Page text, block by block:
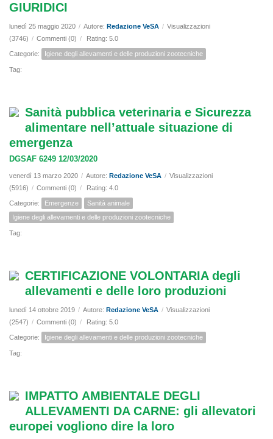
GIURIDICI
lunedì 25 maggio 2020 / Autore: Redazione VeSA / Visualizzazioni
(3746) / Commenti (0) / Rating: 5.0
Categorie: Igiene degli allevamenti e delle produzioni zootecniche
Tag:
Sanità pubblica veterinaria e Sicurezza
alimentare nell’attuale situazione di
emergenza
DGSAF 6249 12/03/2020
venerdì 13 marzo 2020 / Autore: Redazione VeSA / Visualizzazioni
(5916) / Commenti (0) / Rating: 4.0
Categorie: Emergenze
Sanità animale
Igiene degli allevamenti e delle produzioni zootecniche
Tag:
CERTIFICAZIONE VOLONTARIA degli
allevamenti e delle loro produzioni
lunedì 14 ottobre 2019 / Autore: Redazione VeSA / Visualizzazioni
(2547) / Commenti (0) / Rating: 5.0
Categorie: Igiene degli allevamenti e delle produzioni zootecniche
Tag:
IMPATTO AMBIENTALE DEGLI
ALLEVAMENTI DA CARNE: gli allevatori
europei vogliono dire la loro